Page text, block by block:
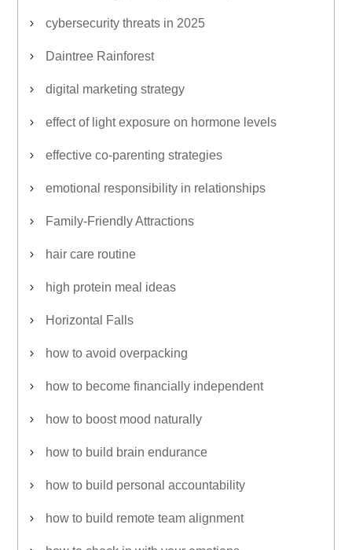
cybersecurity threats in 2025
Daintree Rainforest
digital marketing strategy
effect of light exposure on hormone levels
effective co-parenting strategies
emotional responsibility in relationships
Family-Friendly Attractions
hair care routine
high protein meal ideas
Horizontal Falls
how to avoid overpacking
how to become financially independent
how to boost mood naturally
how to build brain endurance
how to build personal accountability
how to build remote team alignment